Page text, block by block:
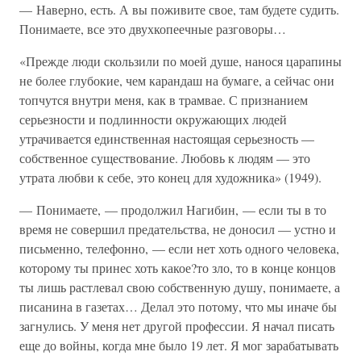
— Наверно, есть. А вы поживите свое, там будете судить.
Понимаете, все это двухкопеечные разговоры…
«Прежде люди скользили по моей душе, нанося царапины
не более глубокие, чем карандаш на бумаге, а сейчас они
топчутся внутри меня, как в трамвае. С признанием
серьезности и подлинности окружающих людей
утрачивается единственная настоящая серьезность —
собственное существование. Любовь к людям — это
утрата любви к себе, это конец для художника» (1949).
— Понимаете, — продолжил Нагибин, — если ты в то
время не совершил предательства, не доносил — устно и
письменно, телефонно, — если нет хоть одного человека,
которому ты принес хоть какое?то зло, то в конце концов
ты лишь растлевал свою собственную душу, понимаете, а
писанина в газетах… Делал это потому, что мы иначе бы
загнулись. У меня нет другой профессии. Я начал писать
еще до войны, когда мне было 19 лет. Я мог зарабатывать